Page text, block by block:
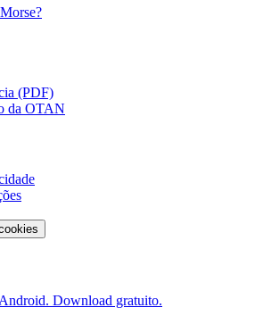
(PDF)
da OTAN
Download gratuito.